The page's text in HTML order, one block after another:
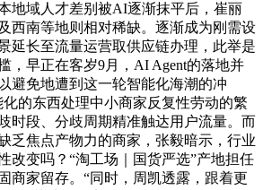
地域人才差别被AI逐渐抹平后，崔丽
西南等地则相对稀缺。逐渐成为刚需设
延长至流量运营取供应链办理，此举是
，早正在客岁9月，AI Agent的落地并
避免地遭到这一轮智能化海潮的冲
的东西处理中小商家反复性劳动的繁
时段、分歧周期精准触达用户流量。而
乏焦点产物力的商家，张毅暗示，行业
改变吗？“淘工场｜国货严选”产地担任
商家留存。“同时，周凯透露，跟着更